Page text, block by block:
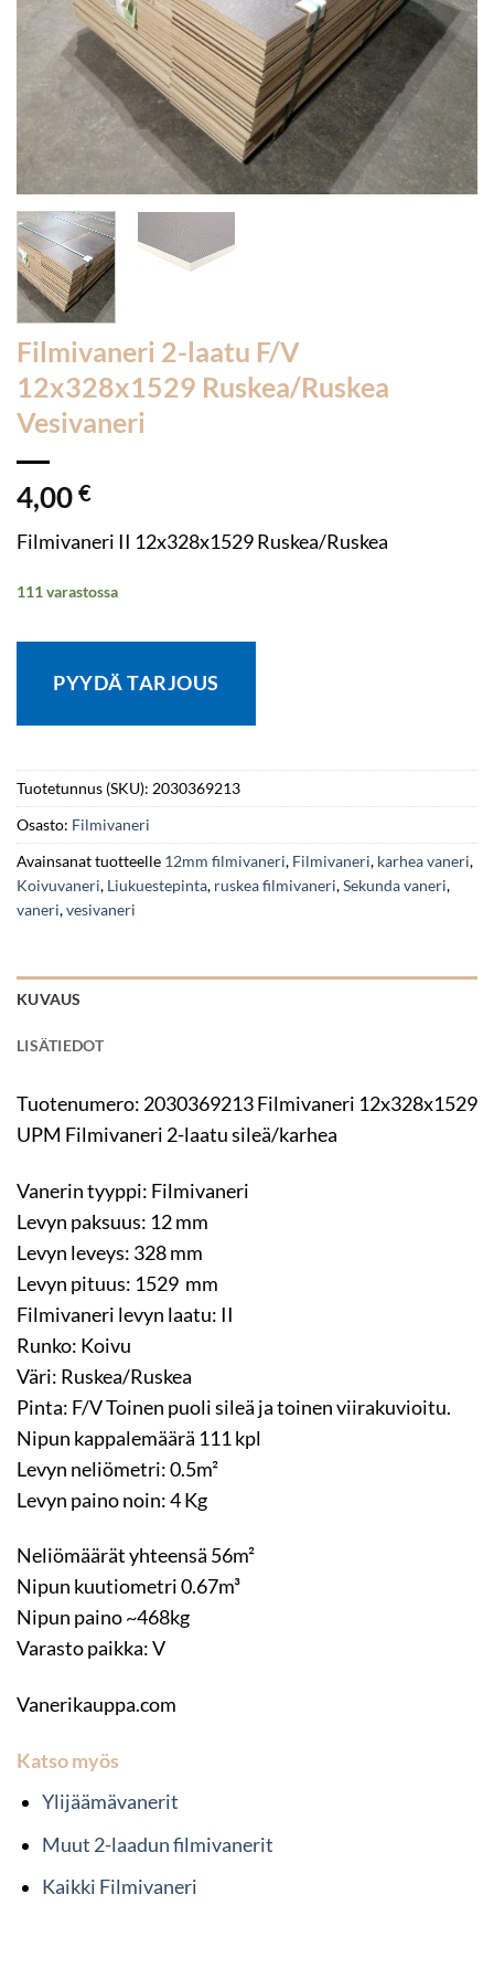
Filmivaneri 2-laatu F/V
12x328x1529 Ruskea/Ruskea
Vesivaneri
4,00 €
Filmivaneri II 12x328x1529 Ruskea/Ruskea
111 varastossa
PYYDÄ TARJOUS
Tuotetunnus (SKU): 2030369213
Osasto: Filmivaneri
Avainsanat tuotteelle 12mm filmivaneri, Filmivaneri, karhea vaneri,
Koivuvaneri, Liukuestepinta, ruskea filmivaneri,Sekunda vaneri,
vaneri,vesivaneri
KUVAUS
LISÄTIEDOT
Tuotenumero: 2030369213 Filmivaneri 12x328x1529
UPM Filmivaneri 2-laatu sileä/karhea
Vanerin tyyppi: Filmivaneri
Levyn paksuus: 12 mm
Levyn leveys: 328 mm
Levyn pituus: 1529 mm
Filmivaneri levyn laatu: II
Runko: Koivu
Väri: Ruskea/Ruskea
Pinta: F/V Toinen puoli sileä ja toinen viirakuvioitu.
Nipun kappalemäärä 111 kpl
Levyn neliömetri: 0.5m²
Levyn paino noin: 4 Kg
Neliömäärät yhteensä 56m²
Nipun kuutiometri 0.67m³
Nipun paino ~468kg
Varasto paikka: V
Vanerikauppa.com
Katso myös
Ylijäämävanerit
Muut 2-laadun filmivanerit
Kaikki Filmivaneri